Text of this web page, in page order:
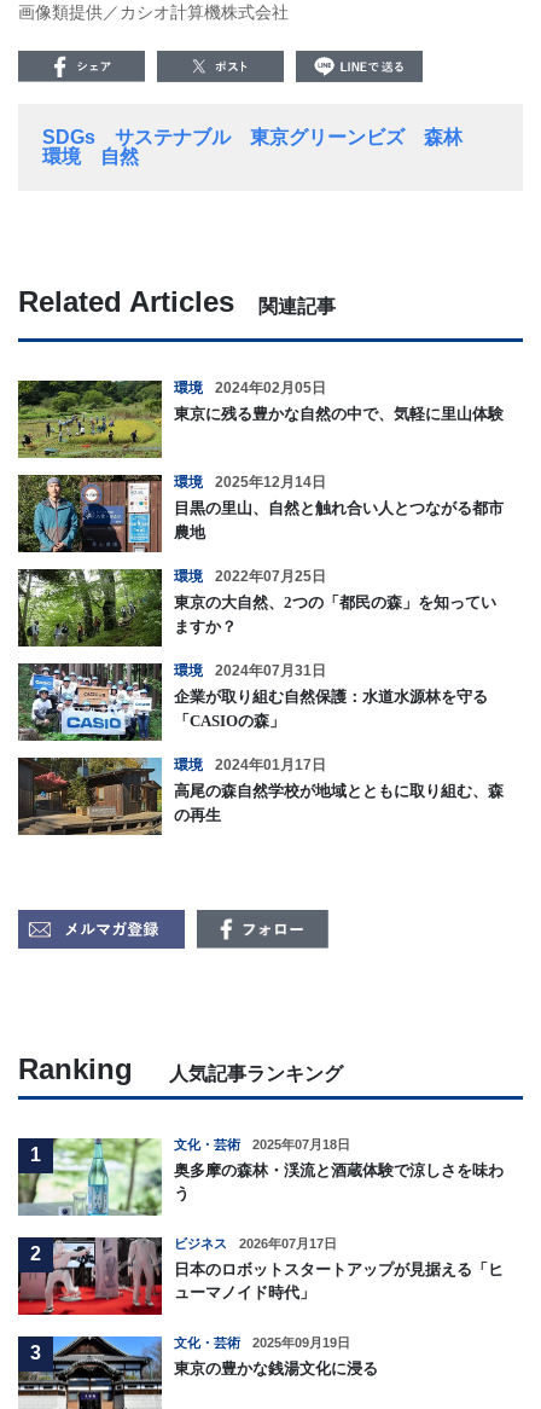
画像類提供／カシオ計算機株式会社
SDGs サステナブル 東京グリーンビズ
森林
環境
自然
Related Articles 関連記事
環境 2024年02月05日
東京に残る豊かな自然の中で、気軽に里山体験
環境 2025年12月14日
目黒の里山、自然と触れ合い人とつながる都市
農地
環境 2022年07月25日
東京の大自然、2つの「都民の森」を知ってい
ますか？
環境 2024年07月31日
企業が取り組む自然保護：水道水源林を守る
「CASIOの森」
環境 2024年01月17日
高尾の森自然学校が地域とともに取り組む、森
の再生
Ranking 人気記事ランキング
1
文化・芸術 2025年07月18日
奥多摩の森林・渓流と酒蔵体験で涼しさを味わ
う
2
ビジネス 2026年07月17日
日本のロボットスタートアップが見据える「ヒ
ューマノイド時代」
3
文化・芸術 2025年09月19日
東京の豊かな銭湯文化に浸る